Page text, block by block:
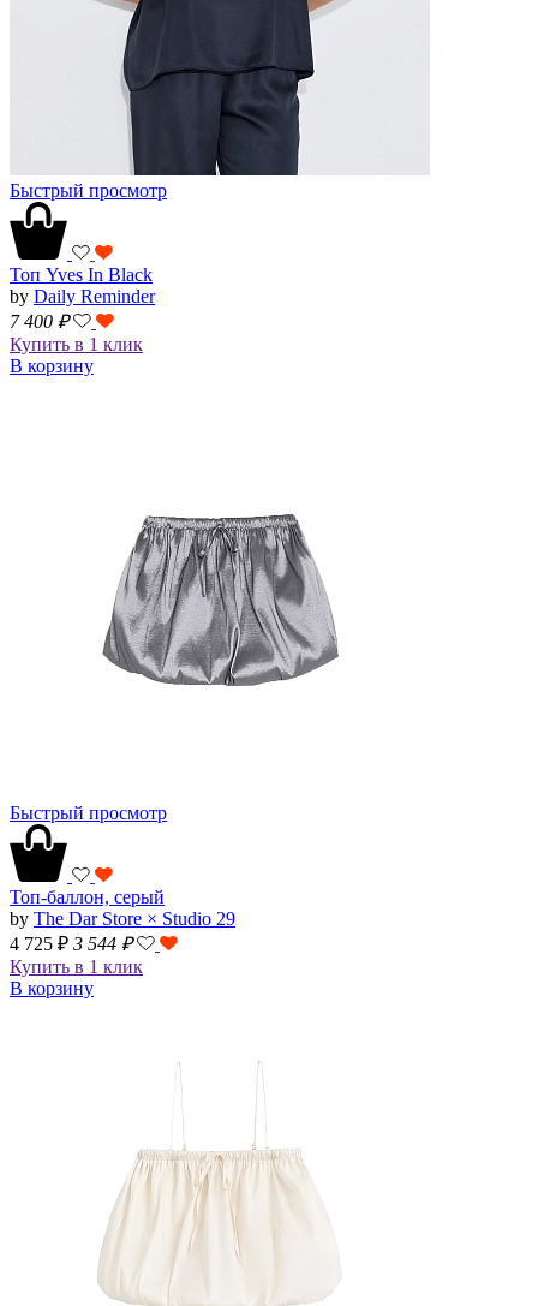
Быстрый просмотр
Топ Yves In Black
by Daily Reminder
7 400 ₽
Купить в 1 клик
В корзину
Быстрый просмотр
Топ-баллон, серый
by The Dar Store × Studio 29
4 725 ₽ 3 544 ₽
Купить в 1 клик
В корзину